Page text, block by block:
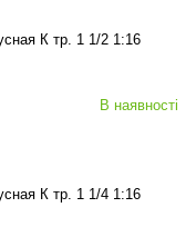
К тр. 1 1/2 1:16
В наявності
К тр. 1 1/4 1:16